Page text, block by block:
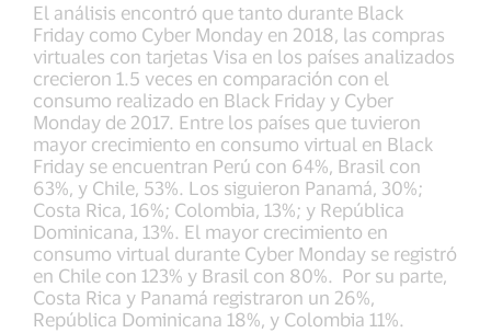
El análisis encontró que tanto durante Black
Friday como Cyber Monday en 2018, las compras
virtuales con tarjetas Visa en los países analizados
crecieron 1.5 veces en comparación con el
consumo realizado en Black Friday y Cyber
Monday de 2017. Entre los países que tuvieron
mayor crecimiento en consumo virtual en Black
Friday se encuentran Perú con 64%, Brasil con
63%, y Chile, 53%. Los siguieron Panamá, 30%;
Costa Rica, 16%; Colombia, 13%; y República
Dominicana, 13%. El mayor crecimiento en
consumo virtual durante Cyber Monday se registró
en Chile con 123% y Brasil con 80%. Por su parte,
Costa Rica y Panamá registraron un 26%,
República Dominicana 18%, y Colombia 11%.